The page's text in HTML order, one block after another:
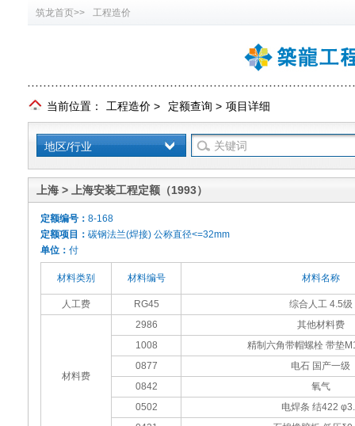
筑龙首页>> 工程造价
当前位置： 工程造价 > 定额查询 > 项目详细
地区/行业
上海 > 上海安装工程定额（1993）
定额编号： 8-168
定额项目： 碳钢法兰(焊接) 公称直径<=32mm
单位： 付
材料类别 材料编号 材料名称
人工费 RG45 综合人工 4.5级
材料费
2986
其他材料费
1008
精制六角带帽螺栓 带垫
0877
电石 国产一级
0842
氧气
0502
电焊条 结422